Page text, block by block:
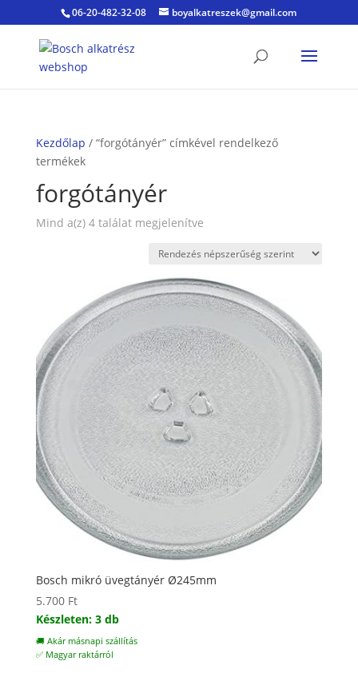
06-20-482-32-08 boyalkatreszek@gmail.com
Kezdőlap / “forgótányér” címkével rendelkező
termékek
forgótányér
Mind a(z) 4 találat megjelenítveSorted
popularity
Bosch mikró üvegtányér Ø245mm
5.700 Ft
Készleten: 3 db
🚚 Akár másnapi szállítás
✅ Magyar raktárról